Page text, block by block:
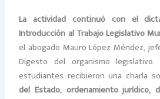
La actividad continuó con el
Introducción al Trabajo Legislativo
el abogado Mauro López Méndez,
Digesto del organismo
estudiantes recibieron una charla
del Estado, ordenamiento jurídico,